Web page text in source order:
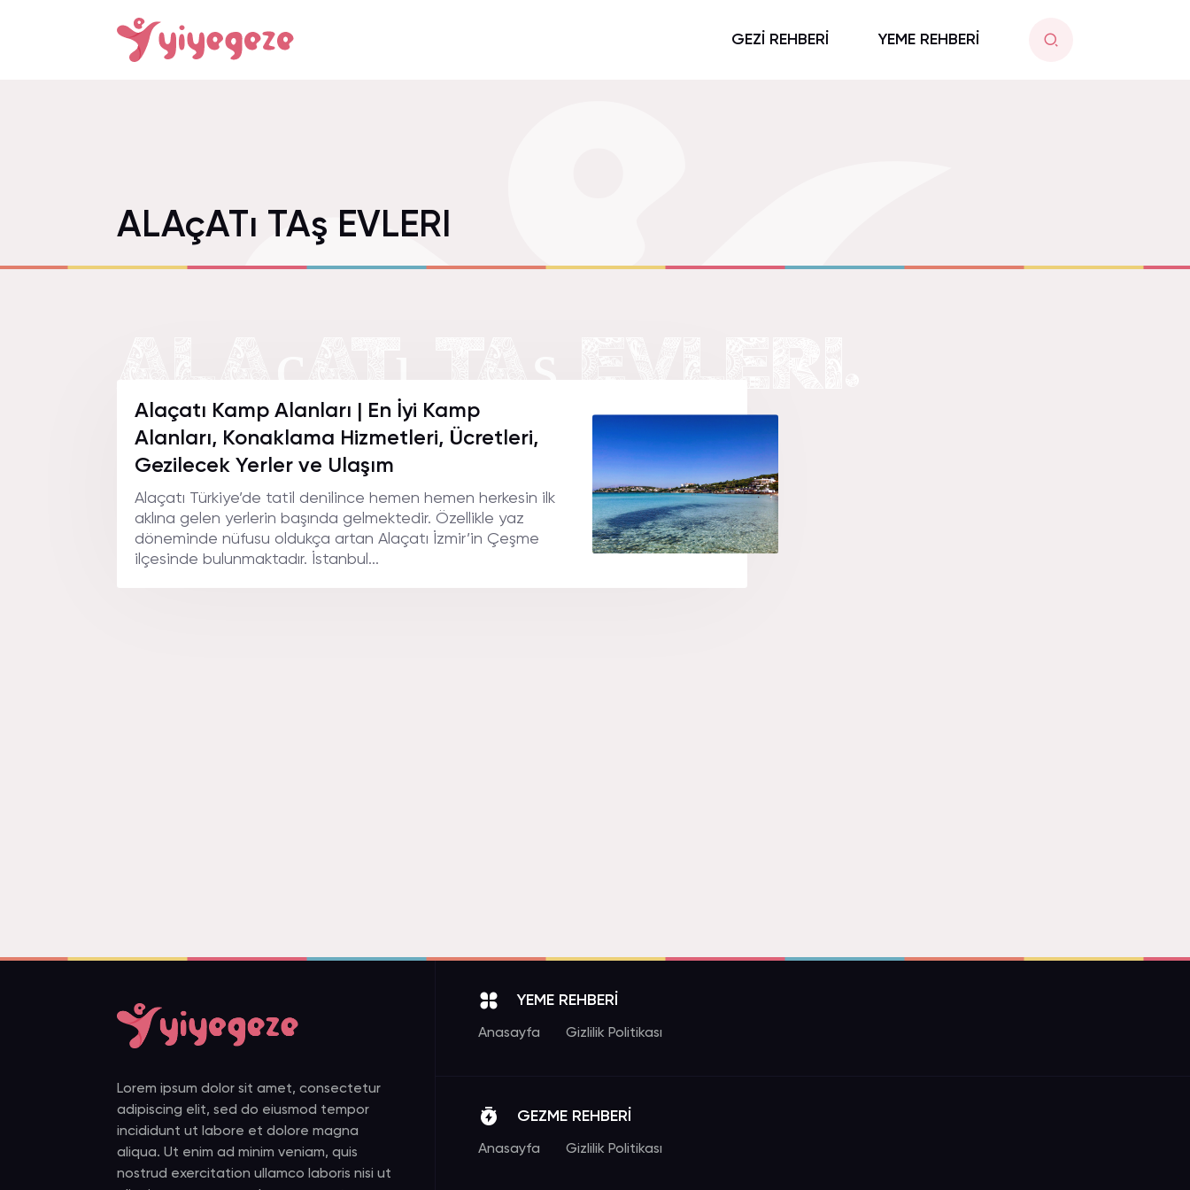
GEZİ REHBERİ YEME REHBERİ
ALAçATı TAş EVLERI
Alaçatı Kamp Alanları | En İyi Kamp
Alanları, Konaklama Hizmetleri, Ücretleri,
Gezilecek Yerler ve Ulaşım
Alaçatı Türkiye’de tatil denilince hemen hemen herkesin ilk
aklına gelen yerlerin başında gelmektedir. Özellikle yaz
döneminde nüfusu oldukça artan Alaçatı İzmir’in Çeşme
ilçesinde bulunmaktadır. İstanbul...
Lorem ipsum dolor sit amet, consectetur
adipiscing elit, sed do eiusmod tempor
incididunt ut labore et dolore magna
aliqua. Ut enim ad minim veniam, quis
nostrud exercitation ullamco laboris nisi ut
YEME REHBERİ
Anasayfa Gizlilik Politikası
GEZME REHBERİ
Anasayfa Gizlilik Politikası